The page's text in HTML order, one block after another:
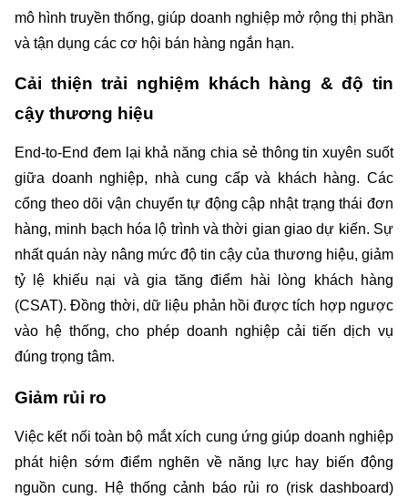
mô hình truyền thống, giúp doanh nghiệp mở rộng thị phần
và tận dụng các cơ hội bán hàng ngắn hạn.
Cải thiện trải nghiệm khách hàng & độ tin
cậy thương hiệu
End‑to‑End đem lại khả năng chia sẻ thông tin xuyên suốt
giữa doanh nghiệp, nhà cung cấp và khách hàng. Các
cổng theo dõi vận chuyển tự động cập nhật trạng thái đơn
hàng, minh bạch hóa lộ trình và thời gian giao dự kiến. Sự
nhất quán này nâng mức độ tin cậy của thương hiệu, giảm
tỷ lệ khiếu nại và gia tăng điểm hài lòng khách hàng
(CSAT). Đồng thời, dữ liệu phản hồi được tích hợp ngược
vào hệ thống, cho phép doanh nghiệp cải tiến dịch vụ
đúng trọng tâm.
Giảm rủi ro
Việc kết nối toàn bộ mắt xích cung ứng giúp doanh nghiệp
phát hiện sớm điểm nghẽn về năng lực hay biến động
nguồn cung. Hệ thống cảnh báo rủi ro (risk dashboard)